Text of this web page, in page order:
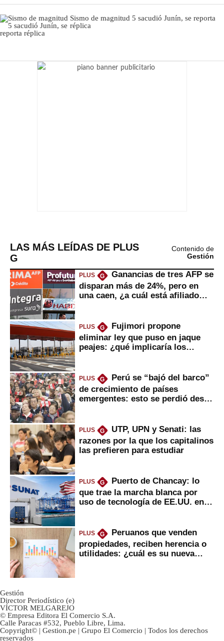
Sismo de magnitud 5 sacudió Junín, se reporta
réplica
LAS MÁS LEÍDAS DE PLUS
G
Contenido de
Gestión
PLUS G
Ganancias de tres AFP se
disparan más de 24%, pero en
una caen, ¿a cuál está afiliado
PLUS G
Fujimori propone
eliminar ley que puso en jaque
peajes: ¿qué implicaría los
PLUS G
Perú se “bajó del barco”
de crecimiento de países
emergentes: esto se perdió desde
PLUS G
UTP, UPN y Senati: las
razones por la que los capitalinos
las prefieren para estudiar
PLUS G
Puerto de Chancay: lo
que trae la marcha blanca por
uso de tecnología de EE.UU. en
PLUS G
Peruanos que venden
propiedades, reciben herencia o
utilidades: ¿cuál es su nueva
Gestión
Director Periodístico (e)
VÍCTOR MELGAREJO
© Empresa Editora El Comercio S.A.
Calle Paracas #532, Pueblo Libre, Lima.
Copyright© | Gestion.pe | Grupo El Comercio | Todos los derechos
reservados